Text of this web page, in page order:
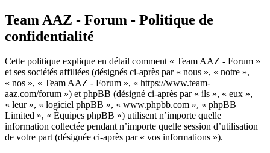
Team AAZ - Forum - Politique de
confidentialité
Cette politique explique en détail comment « Team AAZ - Forum »
et ses sociétés affiliées (désignés ci-après par « nous », « notre »,
« nos », « Team AAZ - Forum », « https://www.team-
aaz.com/forum ») et phpBB (désigné ci-après par « ils », « eux »,
« leur », « logiciel phpBB », « www.phpbb.com », « phpBB
Limited », « Équipes phpBB ») utilisent n’importe quelle
information collectée pendant n’importe quelle session d’utilisation
de votre part (désignée ci-après par « vos informations »).